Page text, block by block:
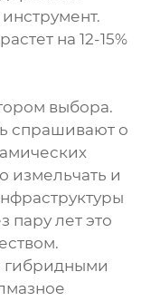
на 12-15%
выбора.
спрашивают о
измельчать и
пару лет это
гибридными